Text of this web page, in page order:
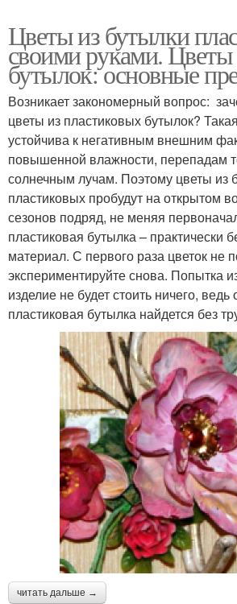
Цветы из бутылки
своими руками. Цветы
бутылок: основные
Возникает закономерный вопрос:
цветы из пластиковых бутылок?
устойчива к негативным внешним
повышенной влажности, перепадам
солнечным лучам. Поэтому цветы из
пластиковых пробудут на открытом
сезонов подряд, не меняя
пластиковая бутылка – практически
материал. С первого раза цветок не
экспериментируйте снова. Попытка
изделие не будет стоить ничего, ведь
пластиковая бутылка найдется без
читать дальше →